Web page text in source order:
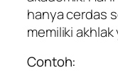
hanya cerdas
memiliki akhlak
Contoh: